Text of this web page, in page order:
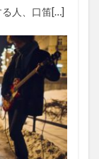
人、口笛[…]